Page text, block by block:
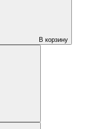
В корзину